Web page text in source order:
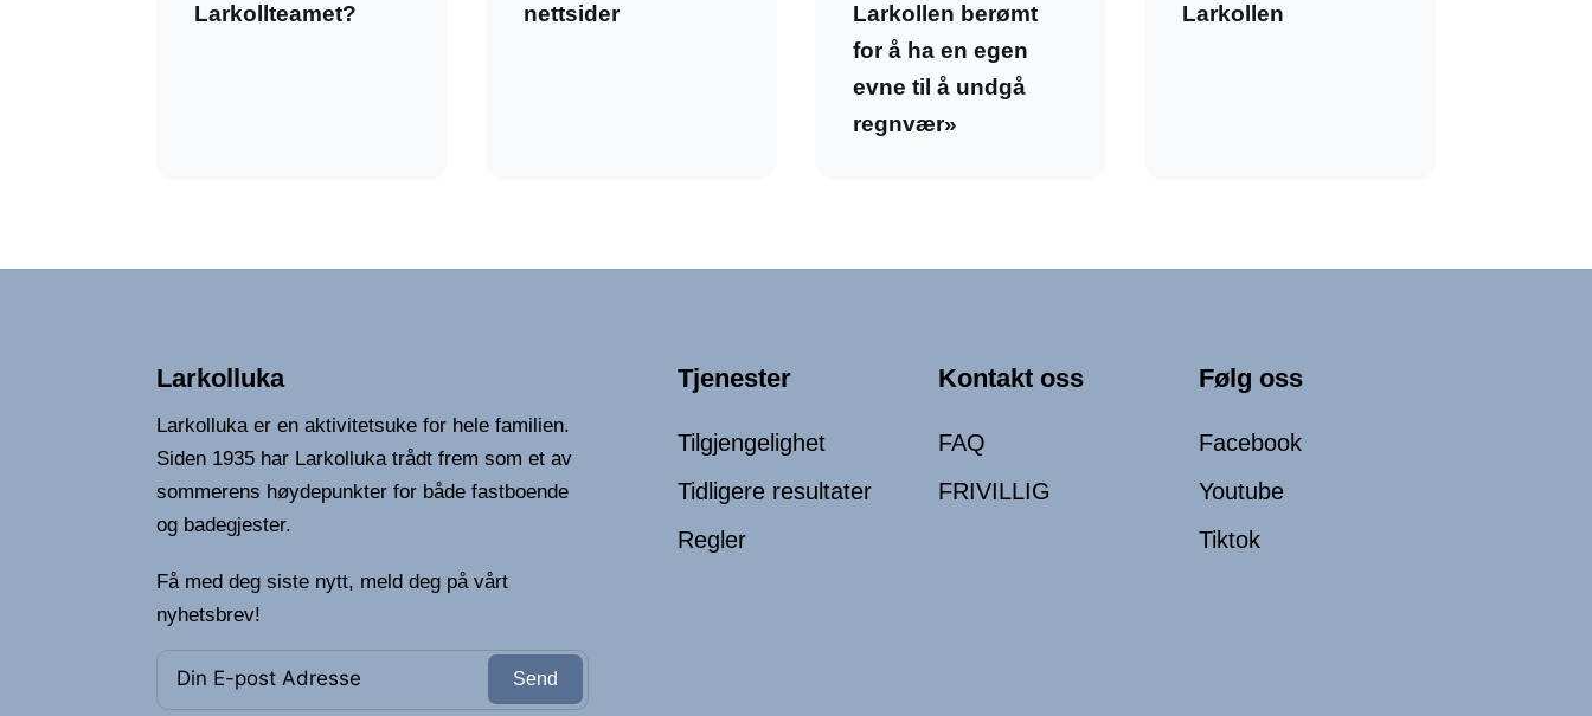
Larkollteamet?
nettsider
Larkollen berømt
for å ha en egen
evne til å undgå
regnvær»
Larkollen
Larkolluka
Larkolluka er en aktivitetsuke for hele familien.
Siden 1935 har Larkolluka trådt frem som et av
sommerens høydepunkter for både fastboende
og badegjester.
Få med deg siste nytt, meld deg på vårt
nyhetsbrev!
Send
Tjenester
Tilgjengelighet
Tidligere resultater
Regler
Kontakt oss
FAQ
FRIVILLIG
Følg oss
Facebook
Youtube
Tiktok